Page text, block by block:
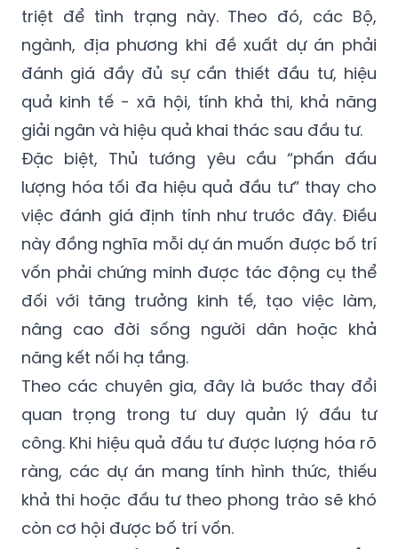
triệt để tình trạng này. Theo đó, các Bộ,
ngành, địa phương khi đề xuất dự án phải
đánh giá đầy đủ sự cần thiết đầu tư, hiệu
quả kinh tế - xã hội, tính khả thi, khả năng
giải ngân và hiệu quả khai thác sau đầu tư.
Đặc biệt, Thủ tướng yêu cầu “phấn đấu
lượng hóa tối đa hiệu quả đầu tư” thay cho
việc đánh giá định tính như trước đây. Điều
này đồng nghĩa mỗi dự án muốn được bố trí
vốn phải chứng minh được tác động cụ thể
đối với tăng trưởng kinh tế, tạo việc làm,
nâng cao đời sống người dân hoặc khả
năng kết nối hạ tầng.
Theo các chuyên gia, đây là bước thay đổi
quan trọng trong tư duy quản lý đầu tư
công. Khi hiệu quả đầu tư được lượng hóa rõ
ràng, các dự án mang tính hình thức, thiếu
khả thi hoặc đầu tư theo phong trào sẽ khó
còn cơ hội được bố trí vốn.